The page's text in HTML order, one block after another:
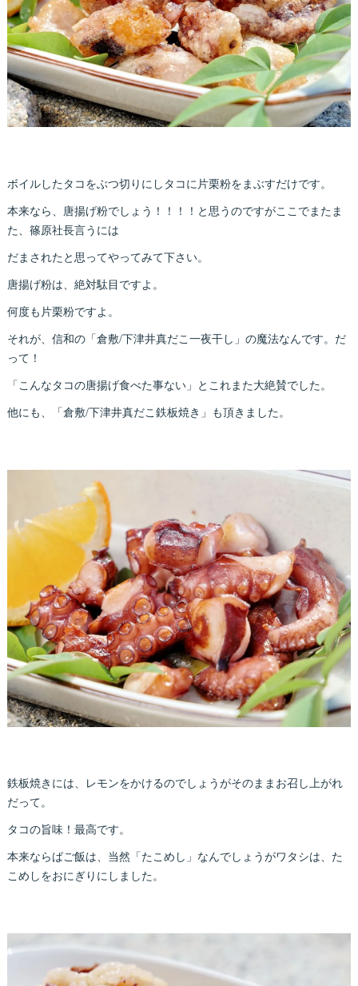
ボイルしたタコをぶつ切りにしタコに片栗粉をまぶすだけです。
本来なら、唐揚げ粉でしょう！！！！と思うのですがここでまたま
た、篠原社長言うには
だまされたと思ってやってみて下さい。
唐揚げ粉は、絶対駄目ですよ。
何度も片栗粉ですよ。
それが、信和の「倉敷/下津井真だこ一夜干し」の魔法なんです。だ
って！
「こんなタコの唐揚げ食べた事ない」とこれまた大絶賛でした。
他にも、「倉敷/下津井真だこ鉄板焼き」も頂きました。
鉄板焼きには、レモンをかけるのでしょうがそのままお召し上がれ
だって。
タコの旨味！最高です。
本来ならばご飯は、当然「たこめし」なんでしょうがワタシは、た
こめしをおにぎりにしました。